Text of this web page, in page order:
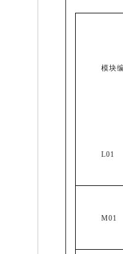
模块
L01
M01